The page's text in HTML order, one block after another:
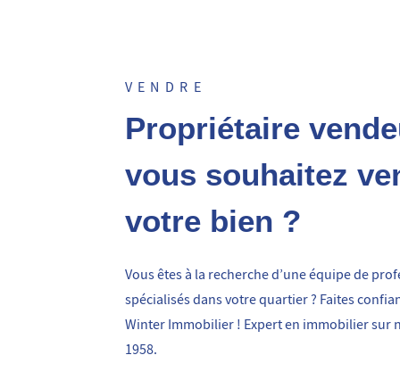
VENDRE
Propriétaire
vous souhaitez
votre bien ?
Vous êtes à la recherche d’une équipe de
spécialisés dans votre quartier ? Faites
Winter Immobilier ! Expert en immobilier sur
1958.